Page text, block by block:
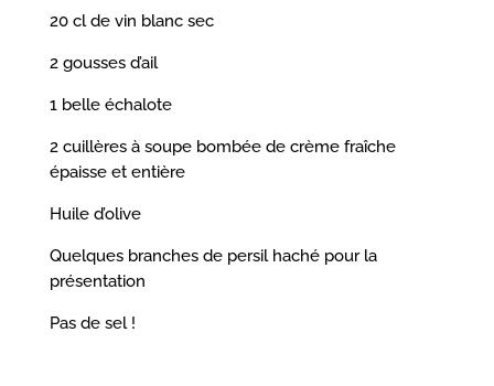
20 cl de vin blanc sec
2 gousses d’ail
1 belle échalote
2 cuillères à soupe bombée de crème fraîche
épaisse et entière
Huile d’olive
Quelques branches de persil haché pour la
présentation
Pas de sel !